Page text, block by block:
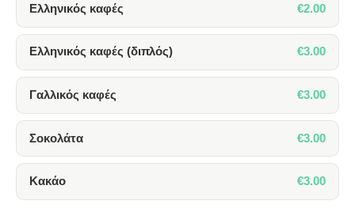
Ελληνικός καφές €2.00
Ελληνικός καφές (διπλός) €3.00
Γαλλικός καφές €3.00
Σοκολάτα €3.00
Κακάο €3.00